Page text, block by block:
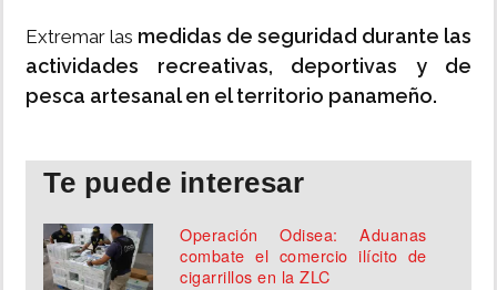
Extremar las medidas de seguridad durante las
actividades recreativas, deportivas y de
pesca artesanal en el territorio panameño.
Te puede interesar
Operación Odisea: Aduanas
combate el comercio ilícito de
cigarrillos en la ZLC